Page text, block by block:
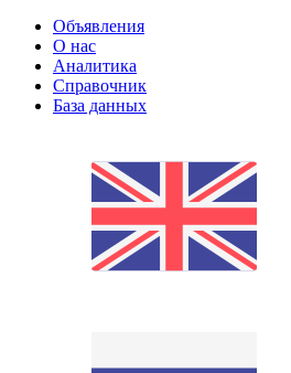
Объявления
О нас
Аналитика
Справочник
База данных